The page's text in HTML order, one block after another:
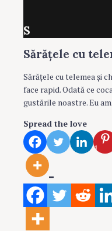
S
Sărăţele cu
Sărăţele cu telemea şi
face rapid. Odată ce
gustările noastre. Eu
Spread the love
1